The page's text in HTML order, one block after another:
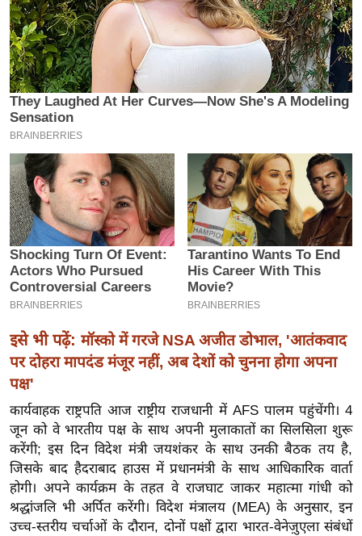
2
6
क्रा
इ
म
ई
-
पे
प
र
मि
सा
ल
बे
मि
सा
ल
श
ख्सि
य
त
यं
ग
इसे भी पढ़ें: मॉस्को में गरजे NSA अजीत डोभाल, 'आतंकवाद
पर दोहरा मापदंड मंजूर नहीं, अब देशों को चुनना होगा अपना
पक्ष'
कार्यवाहक राष्ट्रपति आज राष्ट्रीय राजधानी में AFS पालम पहुंचेंगी। 4
जून को वे भारतीय पक्ष के साथ अपनी मुलाकातों का सिलसिला शुरू
करेंगी; इस दिन विदेश मंत्री जयशंकर के साथ उनकी बैठक तय है,
जिसके बाद हैदराबाद हाउस में प्रधानमंत्री के साथ आधिकारिक वार्ता
होगी। अपने कार्यक्रम के तहत वे राजघाट जाकर महात्मा गांधी को
श्रद्धांजलि भी अर्पित करेंगी। विदेश मंत्रालय (MEA) के अनुसार, इन
उच्च-स्तरीय चर्चाओं के दौरान, दोनों पक्षों द्वारा भारत-वेनेज़ुएला संबंधों